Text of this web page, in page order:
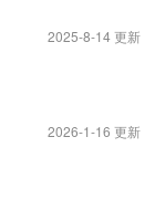
2025-8-14 更新
2026-1-16 更新